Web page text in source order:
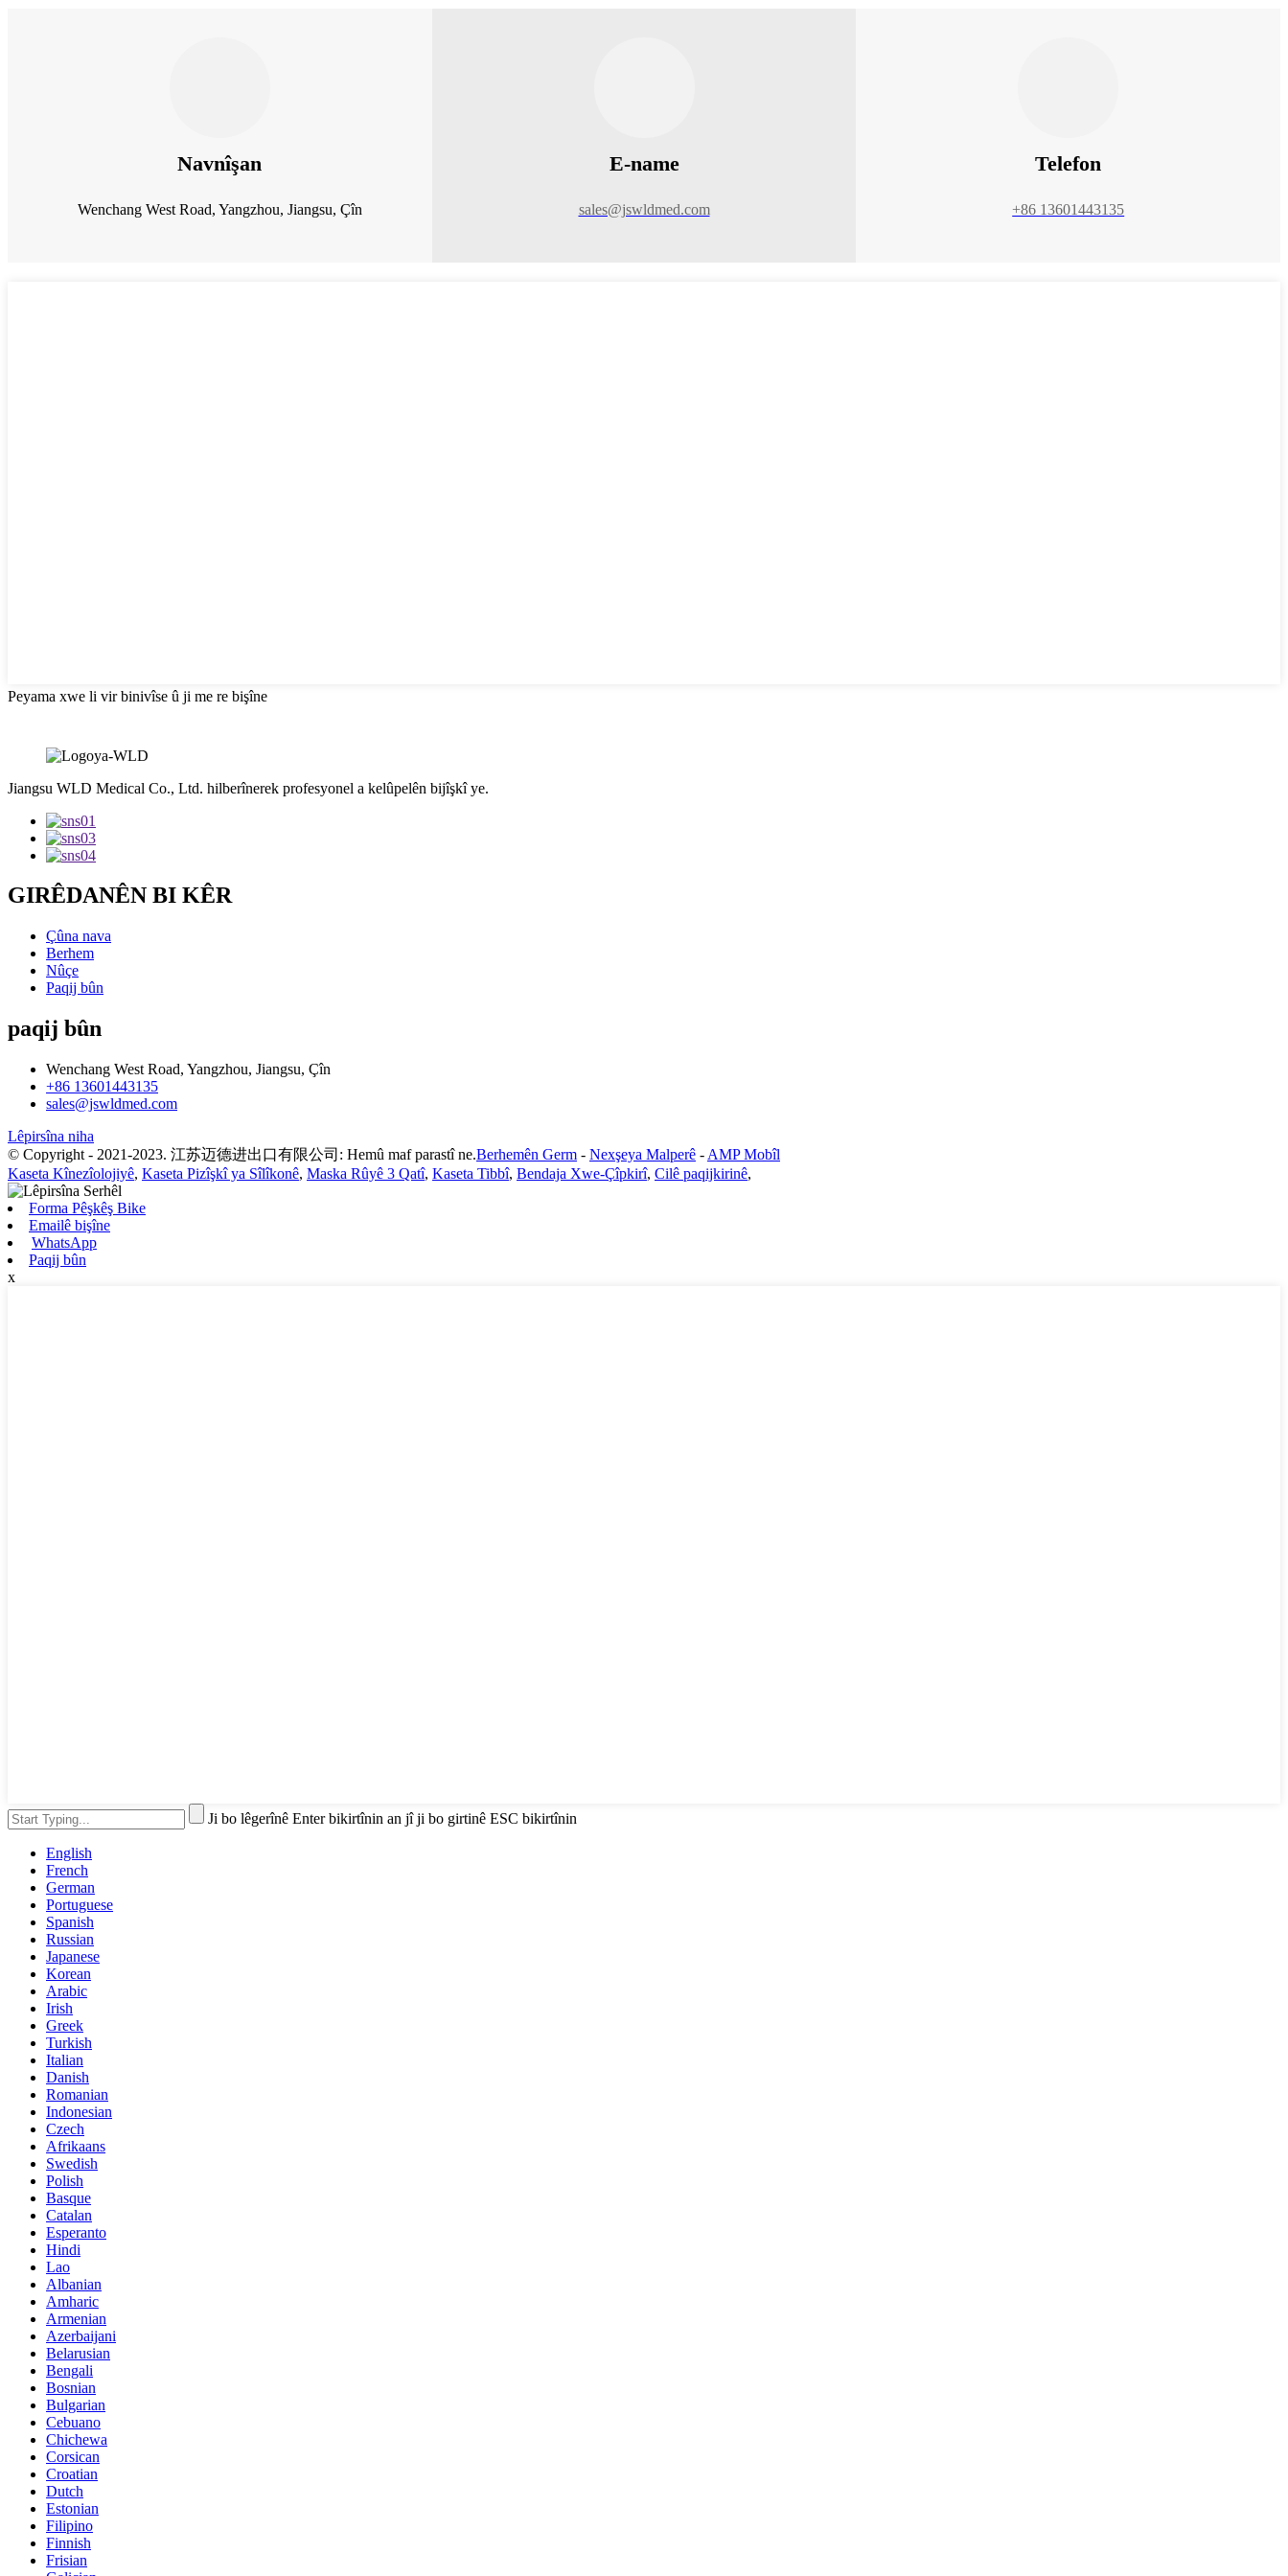
Navnîşan
Wenchang West Road, Yangzhou, Jiangsu, Çîn
E-name
sales@jswldmed.com
Telefon
+86 13601443135
Peyama xwe li vir binivîse û ji me re bişîne
Jiangsu WLD Medical Co., Ltd. hilberînerek profesyonel a kelûpelên bijîşkî ye.
GIRÊDANÊN BI KÊR
Çûna nava
Berhem
Nûçe
Paqij bûn
paqij bûn
Wenchang West Road, Yangzhou, Jiangsu, Çîn
+86 13601443135
sales@jswldmed.com
Lêpirsîna niha
© Copyright - 2021-2023. 江苏迈德进出口有限公司: Hemû maf parastî ne.Berhemên Germ - Nexşeya Malperê - AMP Mobîl
Kaseta Kînezîolojiyê, Kaseta Pizîşkî ya Sîlîkonê, Maska Rûyê 3 Qatî, Kaseta Tibbî, Bendaja Xwe-Çîpkirî, Cilê paqijkirinê,
Forma Pêşkêş Bike
Emailê bişîne
WhatsApp
Paqij bûn
x
Ji bo lêgerînê Enter bikirtînin an jî ji bo girtinê ESC bikirtînin
English
French
German
Portuguese
Spanish
Russian
Japanese
Korean
Arabic
Irish
Greek
Turkish
Italian
Danish
Romanian
Indonesian
Czech
Afrikaans
Swedish
Polish
Basque
Catalan
Esperanto
Hindi
Lao
Albanian
Amharic
Armenian
Azerbaijani
Belarusian
Bengali
Bosnian
Bulgarian
Cebuano
Chichewa
Corsican
Croatian
Dutch
Estonian
Filipino
Finnish
Frisian